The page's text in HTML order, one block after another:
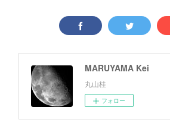
MARUYAMA Kei
丸山桂
フォロー